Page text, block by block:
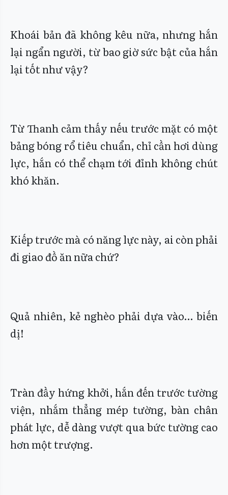
Khoái bản đã không kêu nữa, nhưng hắn
lại ngẩn người, từ bao giờ sức bật của hắn
lại tốt như vậy?
Từ Thanh cảm thấy nếu trước mặt có một
bảng bóng rổ tiêu chuẩn, chỉ cần hơi dùng
lực, hắn có thể chạm tới đỉnh không chút
khó khăn.
Kiếp trước mà có năng lực này, ai còn phải
đi giao đồ ăn nữa chứ?
Quả nhiên, kẻ nghèo phải dựa vào… biến
dị!
Tràn đầy hứng khởi, hắn đến trước tường
viện, nhắm thẳng mép tường, bàn chân
phát lực, dễ dàng vượt qua bức tường cao
hơn một trượng.